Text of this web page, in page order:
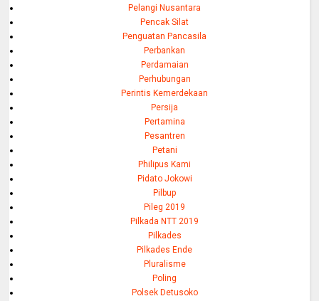
Pelangi Nusantara
Pencak Silat
Penguatan Pancasila
Perbankan
Perdamaian
Perhubungan
Perintis Kemerdekaan
Persija
Pertamina
Pesantren
Petani
Philipus Kami
Pidato Jokowi
Pilbup
Pileg 2019
Pilkada NTT 2019
Pilkades
Pilkades Ende
Pluralisme
Poling
Polsek Detusoko